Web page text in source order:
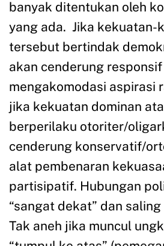
banyak ditentukan oleh
yang ada. Jika kekuatan-
tersebut bertindak
akan cenderung
mengakomodasi aspirasi
jika kekuatan dominan
berperilaku otoriter/
cenderung konservatif/
alat pembenaran
partisipatif. Hubungan
“sangat dekat” dan
Tak aneh jika muncul